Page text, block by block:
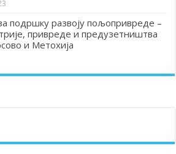
подршку развоју пољопривреде –
привреде и предузетништва
и Метохија